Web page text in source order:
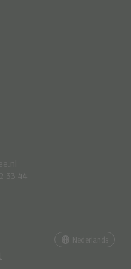
33 44
Nederlands
Nederlands